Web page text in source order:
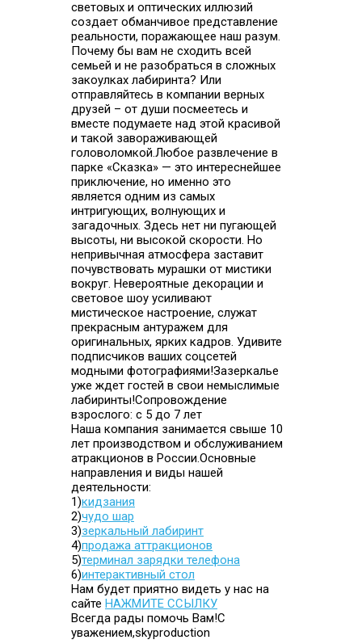
световых и оптических иллюзий
создает обманчивое представление
реальности, поражающее наш разум.
Почему бы вам не сходить всей
семьей и не разобраться в сложных
закоулках лабиринта? Или
отправляйтесь в компании верных
друзей – от души посмеетесь и
вместе подумаете над этой красивой
и такой завораживающей
головоломкой.Любое развлечение в
парке «Сказка» — это интереснейшее
приключение, но именно это
является одним из самых
интригующих, волнующих и
загадочных. Здесь нет ни пугающей
высоты, ни высокой скорости. Но
непривычная атмосфера заставит
почувствовать мурашки от мистики
вокруг. Невероятные декорации и
световое шоу усиливают
мистическое настроение, служат
прекрасным антуражем для
оригинальных, ярких кадров. Удивите
подписчиков ваших соцсетей
модными фотографиями!Зазеркалье
уже ждет гостей в свои немыслимые
лабиринты!Сопровождение
взрослого: с 5 до 7 лет
Наша компания занимается свыше 10
лет производством и обслуживанием
атракционов в России.Основные
направления и виды нашей
деятельности:
1)кидзания
2)чудо шар
3)зеркальный лабиринт
4)продажа аттракционов
5)терминал зарядки телефона
6)интерактивный стол
Нам будет приятно видеть у нас на
сайте НАЖМИТЕ ССЫЛКУ
Всегда рады помочь Вам!С
уважением,skyproduction